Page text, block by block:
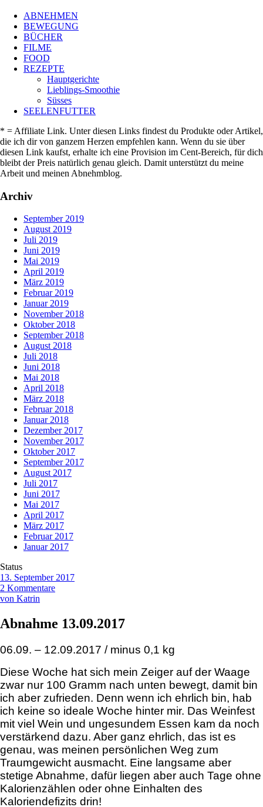
ABNEHMEN
BEWEGUNG
BÜCHER
FILME
FOOD
REZEPTE
Hauptgerichte
Lieblings-Smoothie
Süsses
SEELENFUTTER
* = Affiliate Link. Unter diesen Links findest du Produkte oder Artikel,
die ich dir von ganzem Herzen empfehlen kann. Wenn du sie über
diesen Link kaufst, erhalte ich eine Provision im Cent-Bereich, für dich
bleibt der Preis natürlich genau gleich. Damit unterstützt du meine
Arbeit und meinen Abnehmblog.
Archiv
September 2019
August 2019
Juli 2019
Juni 2019
Mai 2019
April 2019
März 2019
Februar 2019
Januar 2019
November 2018
Oktober 2018
September 2018
August 2018
Juli 2018
Juni 2018
Mai 2018
April 2018
März 2018
Februar 2018
Januar 2018
Dezember 2017
November 2017
Oktober 2017
September 2017
August 2017
Juli 2017
Juni 2017
Mai 2017
April 2017
März 2017
Februar 2017
Januar 2017
Status
13. September 2017
2 Kommentare
von Katrin
Abnahme 13.09.2017
06.09. – 12.09.2017 / minus 0,1 kg
Diese Woche hat sich mein Zeiger auf der Waage
zwar nur 100 Gramm nach unten bewegt, damit bin
ich aber zufrieden. Denn wenn ich ehrlich bin, hab
ich keine so ideale Woche hinter mir. Das Weinfest
mit viel Wein und ungesundem Essen kam da noch
verstärkend dazu. Aber ganz ehrlich, das ist es
genau, was meinen persönlichen Weg zum
Traumgewicht ausmacht. Eine langsame aber
stetige Abnahme, dafür liegen aber auch Tage ohne
Kalorienzählen oder ohne Einhalten des
Kaloriendefizits drin!